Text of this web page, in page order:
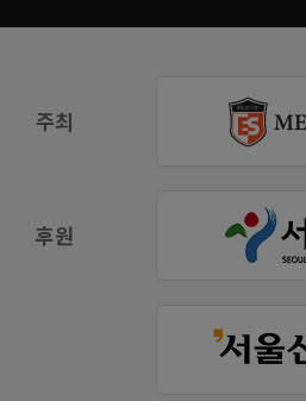
주최
후원